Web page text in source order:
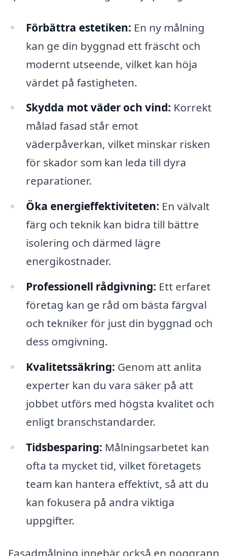
Förbättra estetiken: En ny målning
kan ge din byggnad ett fräscht och
modernt utseende, vilket kan höja
värdet på fastigheten.
Skydda mot väder och vind: Korrekt
målad fasad står emot
väderpåverkan, vilket minskar risken
för skador som kan leda till dyra
reparationer.
Öka energieffektiviteten: En välvalt
färg och teknik kan bidra till bättre
isolering och därmed lägre
energikostnader.
Professionell rådgivning: Ett erfaret
företag kan ge råd om bästa färgval
och tekniker för just din byggnad och
dess omgivning.
Kvalitetssäkring: Genom att anlita
experter kan du vara säker på att
jobbet utförs med högsta kvalitet och
enligt branschstandarder.
Tidsbesparing: Målningsarbetet kan
ofta ta mycket tid, vilket företagets
team kan hantera effektivt, så att du
kan fokusera på andra viktiga
uppgifter.
Fasadmålning innebär också en noggrann